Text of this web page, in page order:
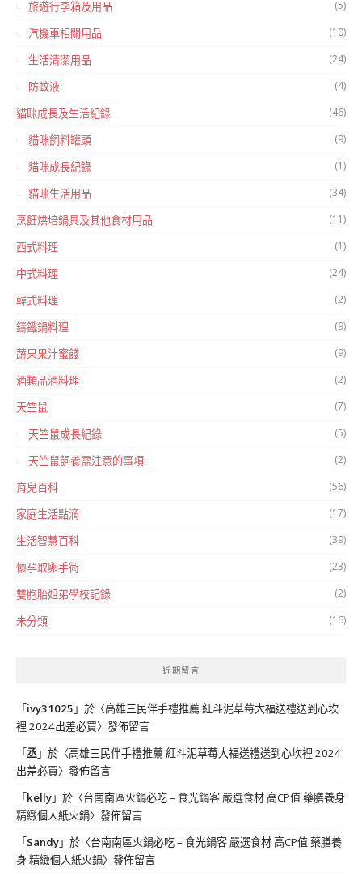
旅遊行李箱及用品 (5)
汽機車相關用品 (10)
生活清潔用品 (24)
防蚊液 (4)
貓咪成長及生活紀錄 (46)
貓咪飼料罐頭 (9)
貓咪成長紀錄 (1)
貓咪生活用品 (34)
烹飪烘培鍋具及其他食材用品 (11)
西式料理 (1)
中式料理 (24)
韓式料理 (2)
鑄鐵鍋料理 (9)
蔬果果汁蜜餞 (9)
酒類品酒料理 (2)
天竺鼠 (7)
天竺鼠成長紀錄 (5)
天竺鼠飼養需注意的事項 (2)
育兒百科 (56)
家庭生活點滴 (17)
生活智慧百科 (39)
懷孕取卵手術 (23)
雙胞胎姐弟學校記錄 (2)
未分類 (16)
近期留言
「 ivy31025 」於〈高雄三民伴手禮推薦 紅斗泥草莓大福送禮送到心坎
裡 2024出差必買〉發佈留言
「丞」於〈高雄三民伴手禮推薦 紅斗泥草莓大福送禮送到心坎裡 2024
出差必買〉發佈留言
「 kelly」於〈台南南區火鍋必吃 – 食光鍋客 嚴選食材 高CP值 藥膳養身
精緻個人紙火鍋〉發佈留言
「 Sandy」於〈台南南區火鍋必吃 – 食光鍋客 嚴選食材 高CP值 藥膳養
身 精緻個人紙火鍋〉發佈留言